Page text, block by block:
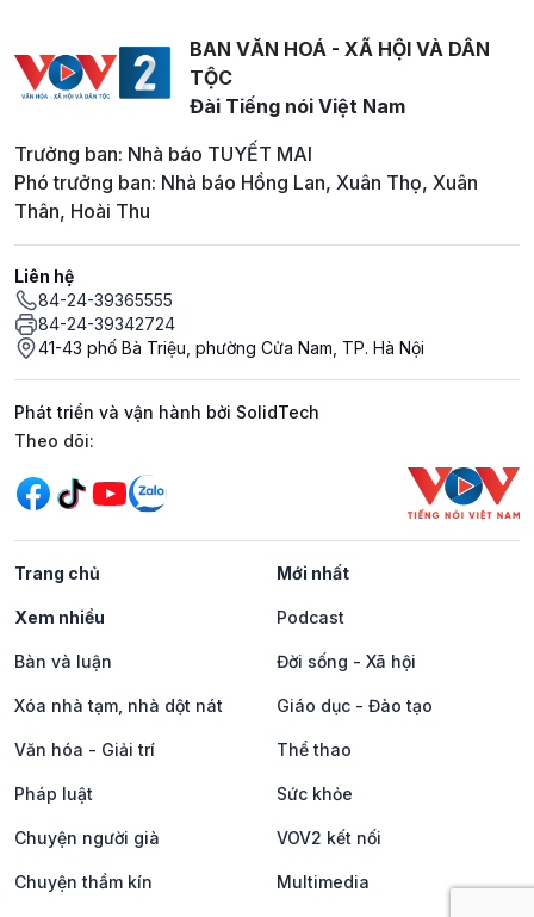
BAN VĂN HOÁ - XÃ HỘI VÀ DÂN
TỘC
Đài Tiếng nói Việt Nam
Trưởng ban: Nhà báo TUYẾT MAI
Phó trưởng ban: Nhà báo Hồng Lan, Xuân Thọ, Xuân
Thân, Hoài Thu
Liên hệ
84-24-39365555
84-24-39342724
41-43 phố Bà Triệu, phường Cửa Nam, TP. Hà Nội
Phát triển và vận hành bởi SolidTech
Mạng xã hội
Theo dõi:
Trang chủ Mới nhất
Xem nhiều Podcast
Bàn và luận Đời sống - Xã hội
Xóa nhà tạm, nhà dột nát Giáo dục - Đào tạo
Văn hóa - Giải trí Thể thao
Pháp luật Sức khỏe
Chuyện người già VOV2 kết nối
Chuyện thầm kín Multimedia